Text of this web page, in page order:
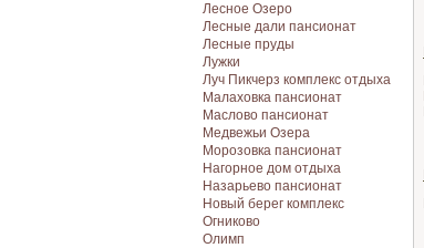
Лесное Озеро
Лесные дали пансионат
Лесные пруды
Лужки
Луч Пикчерз комплекс отдыха
Малаховка пансионат
Маслово пансионат
Медвежьи Озера
Морозовка пансионат
Нагорное дом отдыха
Назарьево пансионат
Новый берег комплекс
Огниково
Олимп